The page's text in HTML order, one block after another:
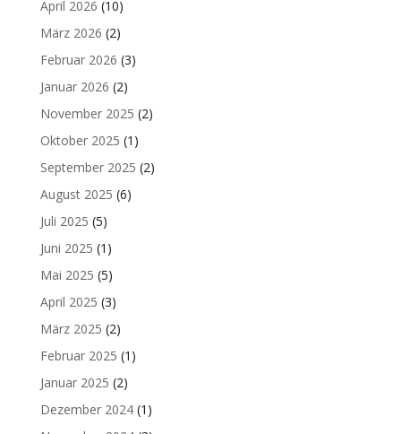
April 2026 (10)
März 2026 (2)
Februar 2026 (3)
Januar 2026 (2)
November 2025 (2)
Oktober 2025 (1)
September 2025 (2)
August 2025 (6)
Juli 2025 (5)
Juni 2025 (1)
Mai 2025 (5)
April 2025 (3)
März 2025 (2)
Februar 2025 (1)
Januar 2025 (2)
Dezember 2024(1)